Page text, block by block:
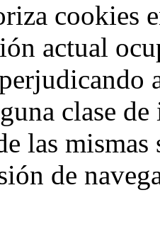
cookies
actual
clase
las
de